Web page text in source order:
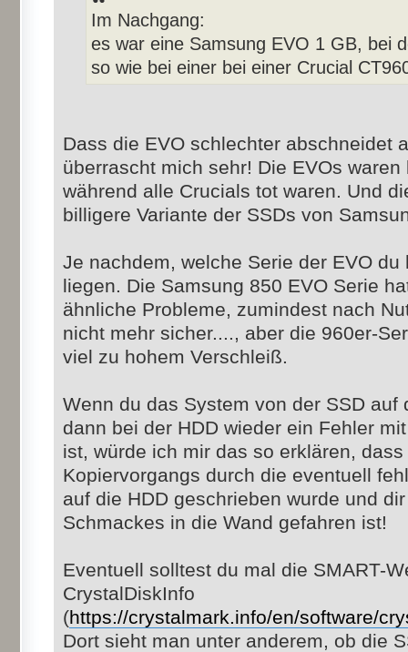
Im Nachgang:
es war eine Samsung EVO 1 GB, bei
so wie bei einer bei einer Crucial
Dass die EVO schlechter abschneidet
überrascht mich sehr! Die EVOs
während alle Crucials tot waren. Und
billigere Variante der SSDs von
Je nachdem, welche Serie der EVO
liegen. Die Samsung 850 EVO Serie
ähnliche Probleme, zumindest nach
nicht mehr sicher...., aber die 960er-
viel zu hohem Verschleiß.
Wenn du das System von der SSD auf
dann bei der HDD wieder ein Fehler
ist, würde ich mir das so erklären,
Kopiervorgangs durch die eventuell
auf die HDD geschrieben wurde und
Schmackes in die Wand gefahren ist!
Eventuell solltest du mal die SMART-
CrystalDiskInfo
(https://crystalmark.info/en/software/
Dort sieht man unter anderem, ob die